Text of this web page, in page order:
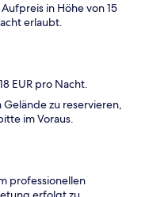
in Höhe von 15
erlaubt.
EUR pro Nacht.
zu reservieren,
im Voraus.
professionellen